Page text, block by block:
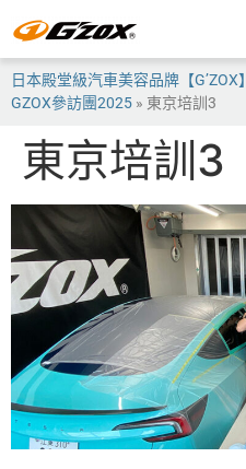
日本殿堂級汽車美容品牌【G’ZOX】
GZOX參訪團2025 » 東京培訓3
東京培訓3